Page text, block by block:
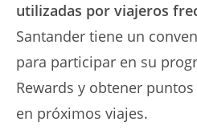
utilizadas por viajeros
Santander tiene un
para participar en su
Rewards y obtener
en próximos viajes.